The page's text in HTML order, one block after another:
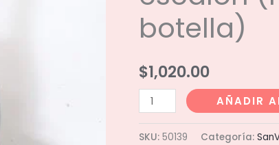
botella)
$1,020.00
Caja
36
con
AÑADIR
SKU: 50139 Categoría: